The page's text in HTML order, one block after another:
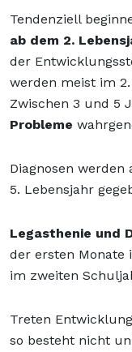
Tendenziell
ab dem 2.
der
werden meist im
Zwischen 3 und 5
Probleme
Diagnosen
5. Lebensjahr
Legasthenie und
der ersten Monate
im zweiten
Treten
so besteht nicht